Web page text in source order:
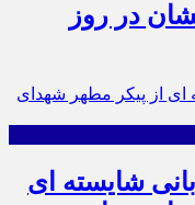
در روز
شایسته ای